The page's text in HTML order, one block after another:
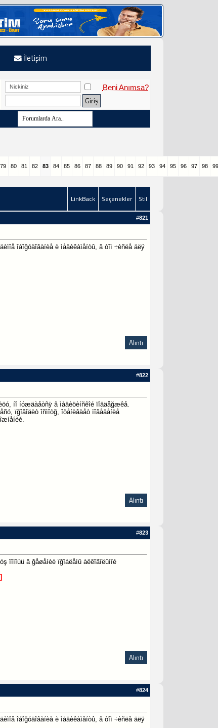
İletişim
Beni Anımsa?
79 80 81 82 83 84 85 86 87 88 89 90 91 92 93 94 95 96 97 98 99
LinkBack Seçenekler Stil
#821
îáîğóäîâàíèå è ìåäèêàìåíòû, â òîì ÷èñëå äëÿ
Alıntı
#822
íî íóæäàåòñÿ â ìåäèöèíñêîé ïîääåğæêå.
ïğîâîäèò îñìîòğ, îöåíèâàåò ïîâåäåíèå
Alıntı
#823
ïîìîùü â ğåøåíèè ïğîáëåìû àëêîãîëüíîé
]
Alıntı
#824
îáîğóäîâàíèå è ìåäèêàìåíòû, â òîì ÷èñëå äëÿ